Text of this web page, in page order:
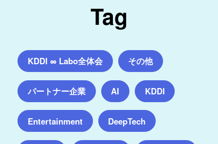
Tag
KDDI ∞ Labo全体会 その他
パートナー企業 AI KDDI
Entertainment DeepTech